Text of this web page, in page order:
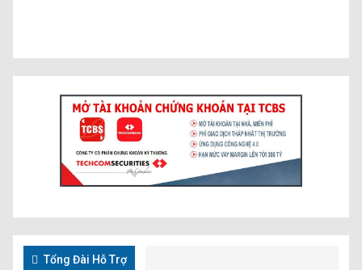
Tổng Đài Hỗ Trợ